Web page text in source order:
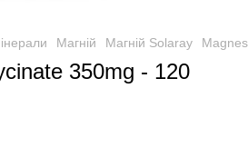
Магній Магній Solaray
350mg - 120